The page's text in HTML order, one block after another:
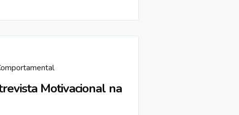
Motivacional na